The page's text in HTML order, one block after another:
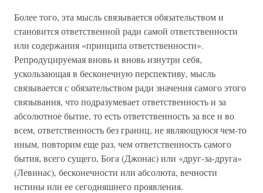
Более того, эта мысль связывается обязательством и
становится ответственной ради самой ответственности
или содержания «принципа ответственности».
Репродуцируемая вновь и вновь изнутри себя,
ускользающая в бесконечную перспективу, мысль
связывается с обязательством ради значения самого этого
связывания, что подразумевает ответственность и за
абсолютное бытие, то есть ответственность за все и во
всем, ответственность без границ, не являющуюся чем-то
иным, повторим еще раз, чем ответственность самого
бытия, всего сущего, Бога (Джонас) или «друг-за-друга»
(Левинас), бесконечности или абсолюта, вечности
истины или ее сегодняшнего проявления.